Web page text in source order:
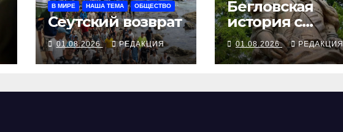
В МИРЕ НАША ТЕМА ОБЩЕСТВО
Сеутский возврат
01.08.2026 РЕДАКЦИЯ
Бегловская
история с
Меншиковым
01.08.2026 РЕДАКЦИЯ